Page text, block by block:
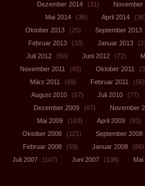
Dezember 2014
(31) November
Mai 2014
(36) April 2014 (36)
Oktober 2013
(25) September 2013
Februar 2013
(33) Januar 2013
Juli 2012
(50) Juni 2012 (72)
November 2011
(60) Oktober 2011
März 2011
(69) Februar 2011 (56)
August 2010
(67) Juli 2010 (77)
Dezember 2009
(67) November
Mai 2009
(103) April 2009 (83)
Oktober 2008
(121) September 2008
Februar 2008
(59) Januar 2008 (86)
Juli 2007
(107) Juni 2007 (139) Mai